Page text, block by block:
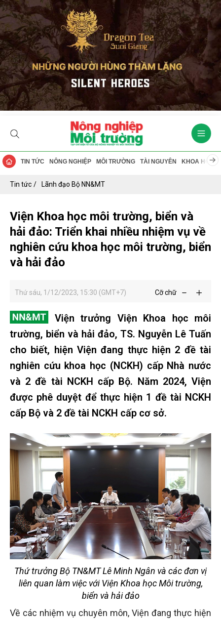
TIN TỨC NÔNG NGHIỆP MÔI TRƯỜNG TÀI NGUYÊN KHOA HỌC
Tin tức Lãnh đạo Bộ NN&MT
Viện Khoa học môi trường, biển và
hải đảo: Triển khai nhiều nhiệm vụ về
nghiên cứu khoa học môi trường, biển
và hải đảo
Thứ sáu, 1/12/2023, 15:30 (GMT+7) Cỡ chữ
Viện trưởng Viện Khoa học môi
trường, biển và hải đảo, TS. Nguyễn Lê Tuấn
cho biết, hiện Viện đang thực hiện 2 đề tài
nghiên cứu khoa học (NCKH) cấp Nhà nước
và 2 đề tài NCKH cấp Bộ. Năm 2024, Viện
được phê duyệt để thực hiện 1 đề tài NCKH
cấp Bộ và 2 đề tài NCKH cấp cơ sở.
Thứ trưởng Bộ TN&MT Lê Minh Ngân và các đơn vị
liên quan làm việc với Viện Khoa học Môi trường,
biển và hải đảo
Về các nhiệm vụ chuyên môn, Viện đang thực hiện